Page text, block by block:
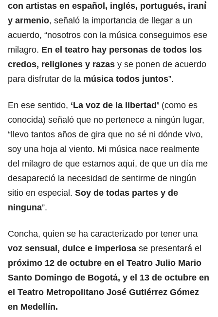
con artistas en español, inglés, portugués, iraní́
y armenio, señaló la importancia de llegar a un
acuerdo, “nosotros con la música conseguimos ese
milagro. En el teatro hay personas de todos los
credos, religiones y razas y se ponen de acuerdo
para disfrutar de la música todos juntos”.
En ese sentido, ‘La voz de la libertad’ (como es
conocida) señaló que no pertenece a ningún lugar,
“llevo tantos años de gira que no sé ni dónde vivo,
soy una hoja al viento. Mi música nace realmente
del milagro de que estamos aquí, de que un día me
desapareció la necesidad de sentirme de ningún
sitio en especial. Soy de todas partes y de
ninguna”.
Concha, quien se ha caracterizado por tener una
voz sensual, dulce e imperiosa se presentará el
próximo 12 de octubre en el Teatro Julio Mario
Santo Domingo de Bogotá, y el 13 de octubre en
el Teatro Metropolitano José Gutiérrez Gómez
en Medellín.